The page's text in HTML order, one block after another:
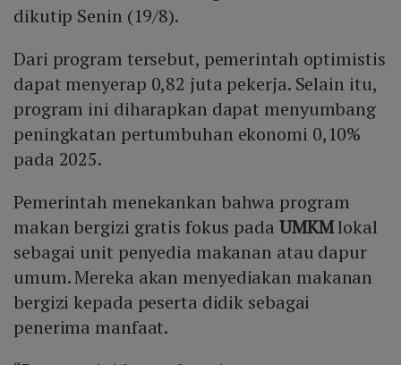
dikutip Senin (19/8).
Dari program tersebut, pemerintah optimistis
dapat menyerap 0,82 juta pekerja. Selain itu,
program ini diharapkan dapat menyumbang
peningkatan pertumbuhan ekonomi 0,10%
pada 2025.
Pemerintah menekankan bahwa program
makan bergizi gratis fokus pada UMKMlokal
sebagai unit penyedia makanan atau dapur
umum. Mereka akan menyediakan makanan
bergizi kepada peserta didik sebagai
penerima manfaat.